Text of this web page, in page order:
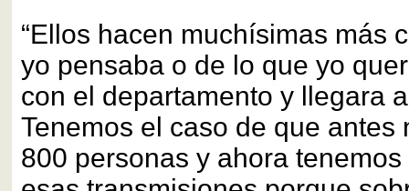
“Ellos hacen muchísimas más
yo pensaba o de lo que yo
con el departamento y llegara
Tenemos el caso de que antes
800 personas y ahora